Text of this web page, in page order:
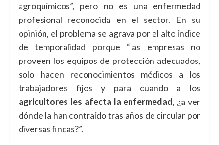
agroquímicos”, pero no es una enfermedad
profesional reconocida en el sector. En su
opinión, el problema se agrava por el alto índice
de temporalidad porque “las empresas no
proveen los equipos de protección adecuados,
solo hacen reconocimientos médicos a los
trabajadores fijos y para cuando a los
agricultores les afecta la enfermedad, ¿a ver
dónde la han contraído tras años de circular por
diversas fincas?”.